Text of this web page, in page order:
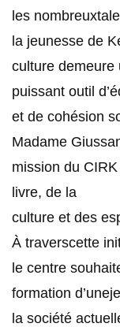
les
la jeunesse de
culture demeure
puissant outil
et de cohésion
Madame
mission du
livre, de la
culture et des
À traverscette
le centre
formation
la société